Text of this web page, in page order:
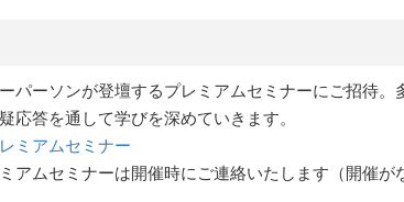
パーソンが登壇するプレミアムセミナーにご招待
応答を通して学びを深めていきます。
ミアムセミナー
アムセミナーは開催時にご連絡いたします（開催が